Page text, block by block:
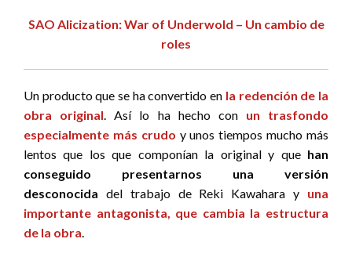
SAO Alicization: War of Underwold – Un cambio de
roles
Un producto que se ha convertido en la redención de la
obra original. Así lo ha hecho con un trasfondo
especialmente más crudo y unos tiempos mucho más
lentos que los que componían la original y que han
conseguido presentarnos una versión
desconocida del trabajo de Reki Kawahara y una
importante antagonista, que cambia la estructura
de la obra.